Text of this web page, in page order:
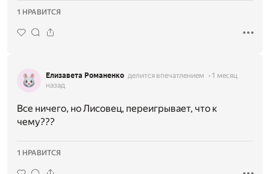
1 НРАВИТСЯ
Елизавета Романенко делится впечатлением
1 месяц
назад
Все ничего, но Лисовец, переигрывает, что к
чему???
1 НРАВИТСЯ